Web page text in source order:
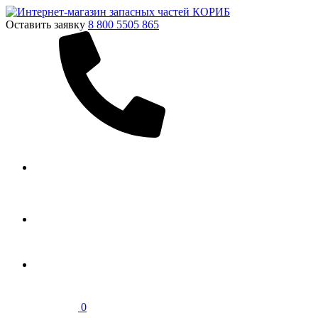
Оставить заявку 8 800 5505 865
0